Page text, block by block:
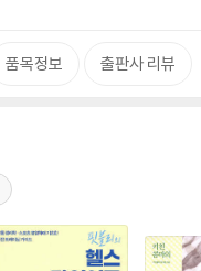
품목정보 출판사 리뷰